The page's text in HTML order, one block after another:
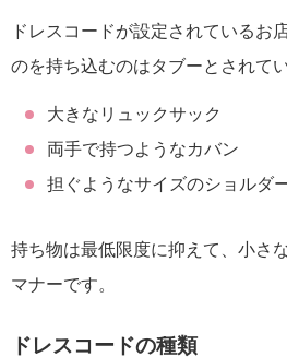
ドレスコードが設定されているお
のを持ち込むのはタブーとされてい
大きなリュックサック
両手で持つようなカバン
担ぐようなサイズのショルダ
持ち物は最低限度に抑えて、小さ
マナーです。
ドレスコードの種類